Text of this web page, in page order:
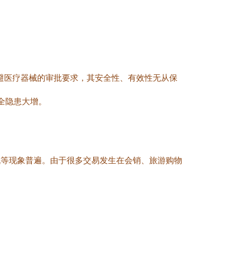
医疗器械的审批要求，其安全性、有效性无从保
患大增。
现象普遍。由于很多交易发生在会销、旅游购物